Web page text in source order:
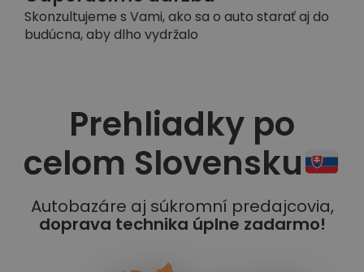
Skonzultujeme s Vami, ako sa o auto starať aj do
budúcna, aby dlho vydržalo
Prehliadky po
celom Slovensku
Autobazáre aj súkromní predajcovia,
doprava technika úplne zadarmo!